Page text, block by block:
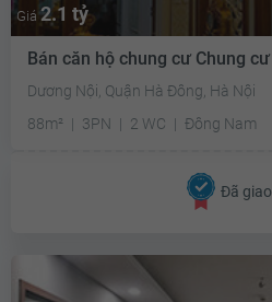
Giá2.1 tỷ
Bán căn hộ chung cư Chung
Dương Nội, Quận Hà Đông, Hà Nội
88m²
3PN 2 WC Đông Nam
Đã